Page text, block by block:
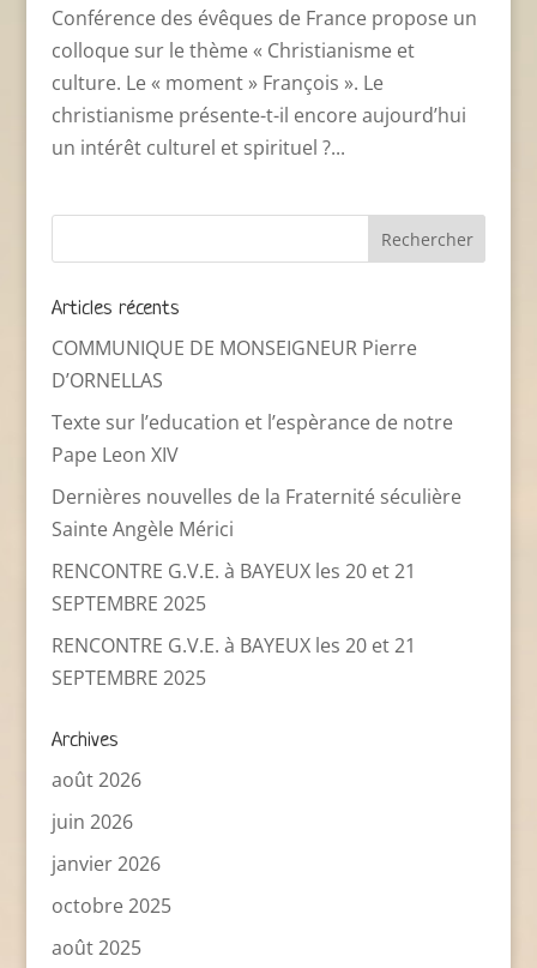
Conférence des évêques de France propose un
colloque sur le thème « Christianisme et
culture. Le « moment » François ». Le
christianisme présente-t-il encore aujourd’hui
un intérêt culturel et spirituel ?...
Articles récents
COMMUNIQUE DE MONSEIGNEUR Pierre
D’ORNELLAS
Texte sur l’education et l’espèrance de notre
Pape Leon XIV
Dernières nouvelles de la Fraternité séculière
Sainte Angèle Mérici
RENCONTRE G.V.E. à BAYEUX les 20 et 21
SEPTEMBRE 2025
RENCONTRE G.V.E. à BAYEUX les 20 et 21
SEPTEMBRE 2025
Archives
août 2026
juin 2026
janvier 2026
octobre 2025
août 2025